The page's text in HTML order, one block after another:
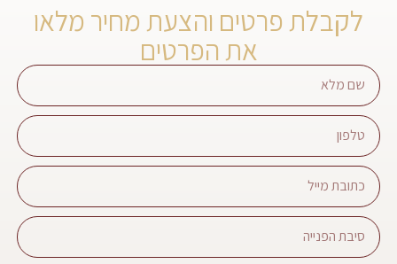
לקבלת פרטים והצעת מחיר מלאו
את הפרטים